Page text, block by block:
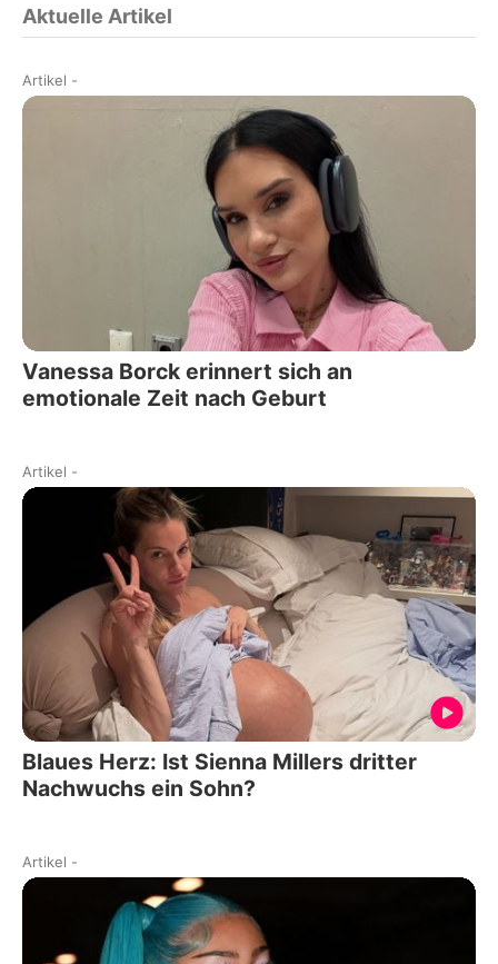
Aktuelle Artikel
Artikel -
Vanessa Borck erinnert sich an
emotionale Zeit nach Geburt
Artikel -
Blaues Herz: Ist Sienna Millers dritter
Nachwuchs ein Sohn?
Artikel -